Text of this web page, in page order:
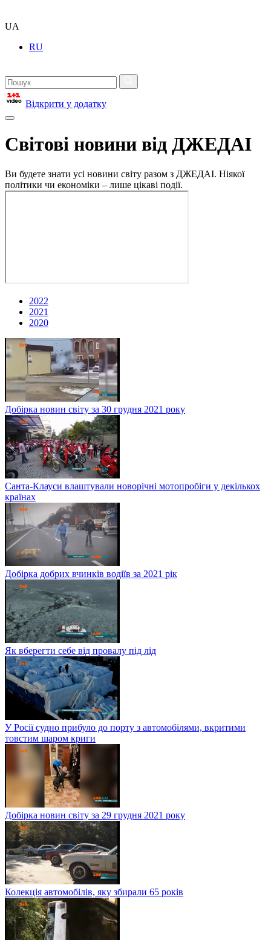
UA
RU
Відкрити у додатку
Світові новини від ДЖЕДАІ
Ви будете знати усі новини світу разом з ДЖЕДАІ. Ніякої
політики чи економіки – лише цікаві події.
2022
2021
2020
Добірка новин світу за 30 грудня 2021 року
Санта-Клауси влаштували новорічні мотопробіги у декількох
країнах
Добірка добрих вчинків водіїв за 2021 рік
Як вберегти себе від провалу під лід
У Росії судно прибуло до порту з автомобілями, вкритими
товстим шаром криги
Добірка новин світу за 29 грудня 2021 року
Колекція автомобілів, яку збирали 65 років